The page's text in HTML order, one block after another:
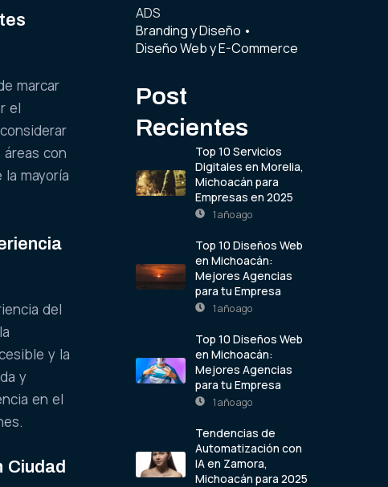
marcar
el
con
mayoría
del
y la
y
en el
Ciudad
ADS
Branding y Diseño •
Diseño Web y E-Commerce
Post
Recientes
Top 10 Servicios
Digitales en Morelia,
Michoacán para
Empresas en 2025
1 año ago
Top 10 Diseños Web
en Michoacán:
Mejores Agencias
para tu Empresa
1 año ago
Top 10 Diseños Web
en Michoacán:
Mejores Agencias
para tu Empresa
1 año ago
Tendencias de
Automatización con
IA en Zamora,
Michoacán para 2025